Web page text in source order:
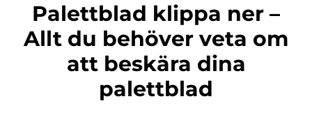
Palettblad klippa ner –
Allt du behöver veta om
att beskära dina
palettblad